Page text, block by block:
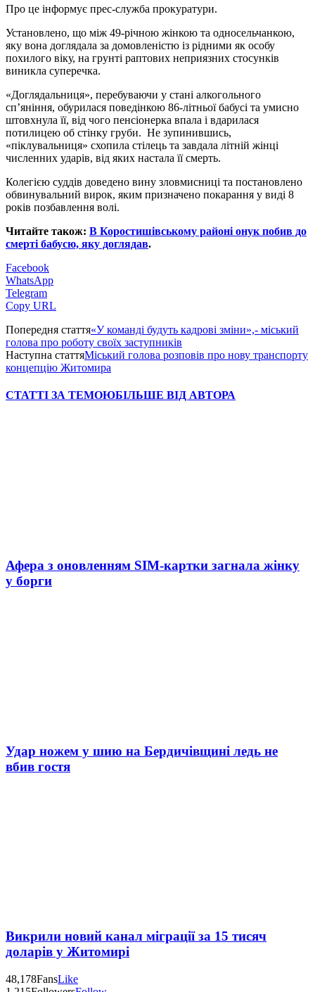
Про це інформує прес-служба прокуратури.
Установлено, що між 49-річною жінкою та односельчанкою,
яку вона доглядала за домовленістю із рідними як особу
похилого віку, на грунті раптових неприязних стосунків
виникла суперечка.
«Доглядальниця», перебуваючи у стані алкогольного
сп’яніння, обурилася поведінкою 86-літньої бабусі та умисно
штовхнула її, від чого пенсіонерка впала і вдарилася
потилицею об стінку груби. Не зупинившись,
«піклувальниця» схопила стілець та завдала літній жінці
численних ударів, від яких настала її смерть.
Колегією суддів доведено вину зловмисниці та постановлено
обвинувальний вирок, яким призначено покарання у виді 8
років позбавлення волі.
Читайте також: В Коростишівському районі онук побив до
смерті бабусю, яку доглядав.
Facebook
WhatsApp
Telegram
Copy URL
Попередня стаття«У команді будуть кадрові зміни»,- міський
голова про роботу своїх заступників
Наступна статтяМіський голова розповів про нову транспорту
концепцію Житомира
СТАТТІ ЗА ТЕМОЮБІЛЬШЕ ВІД АВТОРА
Афера з оновленням SIM-картки загнала жінку
у борги
Удар ножем у шию на Бердичівщині ледь не
вбив гостя
Викрили новий канал міграції за 15 тисяч
доларів у Житомирі
48,178FansLike